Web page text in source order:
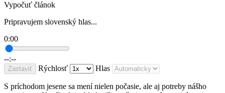
Vypočuť článok
Pripravujem slovenský hlas...
0:00
--:--
Zastaviť Rýchlosť Hlas
S príchodom jesene sa mení nielen počasie, ale aj potreby nášho